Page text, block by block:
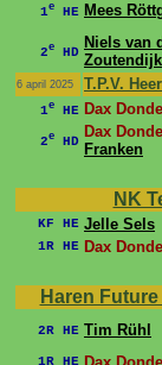
1e HE Mees
2e HD
Niels van
Zoutendijk
6 april 2025 T.P.V.
1e HE Dax
2e HD
Dax
Franken
NK
KF HE Jelle Sels
1R HE Dax
Haren
2R HE Tim Rühl
1R HE